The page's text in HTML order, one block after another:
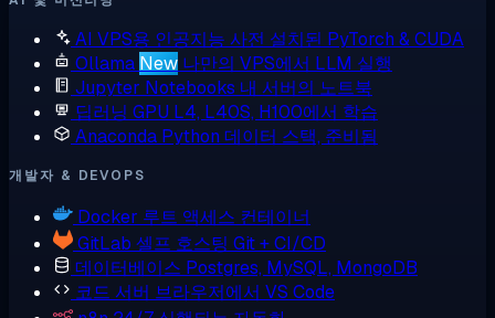
AI VPS용 인공지능 사전 설치된 PyTorch & CUDA
Ollama New 나만의 VPS에서 LLM 실행
Jupyter Notebooks 내 서버의 노트북
딥러닝 GPU L4, L40S, H100에서 학습
Anaconda Python 데이터 스택, 준비됨
개발자 & DEVOPS
Docker 루트 액세스 컨테이너
GitLab 셀프 호스팅 Git + CI/CD
데이터베이스 Postgres, MySQL, MongoDB
코드 서버 브라우저에서 VS Code